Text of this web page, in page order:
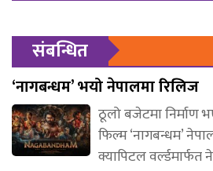
संबन्धित
‘नागबन्धम’ भयो नेपालमा रिलिज
ठूलो बजेटमा निर्माण
फिल्म ‘नागबन्धम’
क्यापिटल वर्ल्डमार्फत